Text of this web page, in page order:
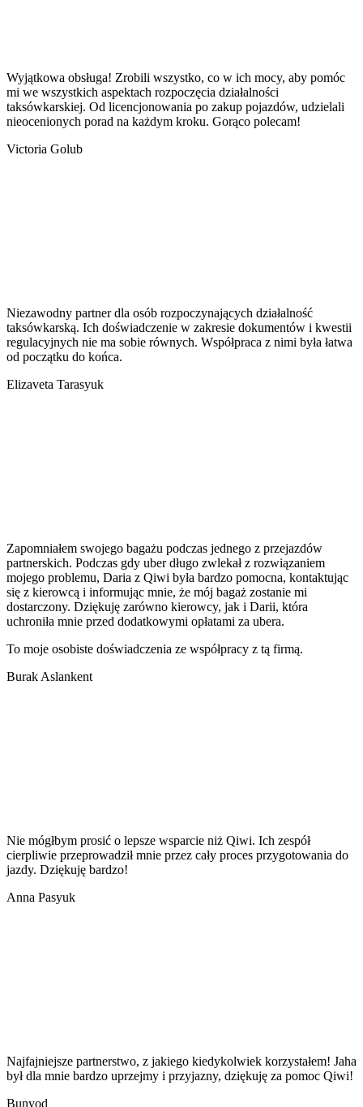
Wyjątkowa obsługa! Zrobili wszystko, co w ich mocy, aby pomóc
mi we wszystkich aspektach rozpoczęcia działalności
taksówkarskiej. Od licencjonowania po zakup pojazdów, udzielali
nieocenionych porad na każdym kroku. Gorąco polecam!
Victoria Golub
Niezawodny partner dla osób rozpoczynających działalność
taksówkarską. Ich doświadczenie w zakresie dokumentów i kwestii
regulacyjnych nie ma sobie równych. Współpraca z nimi była łatwa
od początku do końca.
Elizaveta Tarasyuk
Zapomniałem swojego bagażu podczas jednego z przejazdów
partnerskich. Podczas gdy uber długo zwlekał z rozwiązaniem
mojego problemu, Daria z Qiwi była bardzo pomocna, kontaktując
się z kierowcą i informując mnie, że mój bagaż zostanie mi
dostarczony. Dziękuję zarówno kierowcy, jak i Darii, która
uchroniła mnie przed dodatkowymi opłatami za ubera.
To moje osobiste doświadczenia ze współpracy z tą firmą.
Burak Aslankent
Nie mógłbym prosić o lepsze wsparcie niż Qiwi. Ich zespół
cierpliwie przeprowadził mnie przez cały proces przygotowania do
jazdy. Dziękuję bardzo!
Anna Pasyuk
Najfajniejsze partnerstwo, z jakiego kiedykolwiek korzystałem! Jaha
był dla mnie bardzo uprzejmy i przyjazny, dziękuję za pomoc Qiwi!
Bunyod